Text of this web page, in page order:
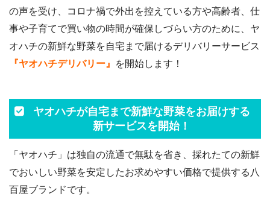
の声を受け、コロナ禍で外出を控えている方や高齢者、仕
事や子育てで買い物の時間が確保しづらい方のために、ヤ
オハチの新鮮な野菜を自宅まで届けるデリバリーサービス
『ヤオハチデリバリー』
を開始します！
ヤオハチが自宅まで新鮮な野菜をお届けする
新サービスを開始！
「ヤオハチ」は独自の流通で無駄を省き、採れたての新鮮
でおいしい野菜を安定したお求めやすい価格で提供する八
百屋ブランドです。